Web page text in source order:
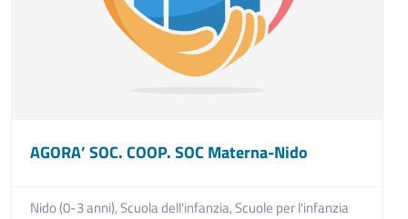
AGORA’ SOC. COOP. SOC Materna-Nido
Nido (0-3 anni),Scuola dell'infanzia,Scuole per l'infanzia